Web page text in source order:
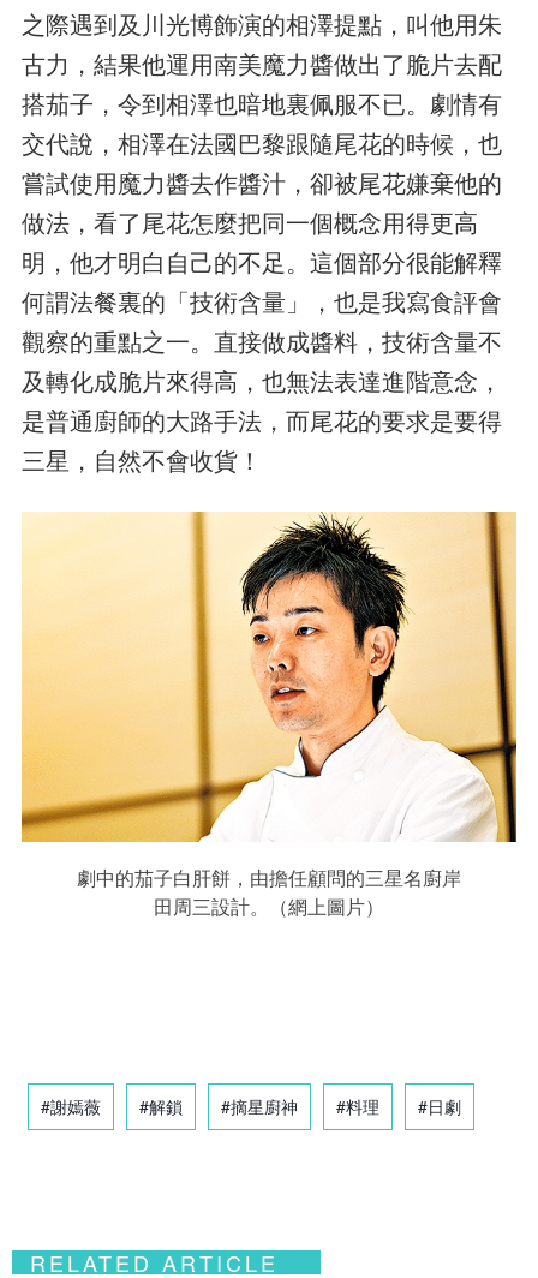
之際遇到及川光博飾演的相澤提點，叫他用朱
古力，結果他運用南美魔力醬做出了脆片去配
搭茄子，令到相澤也暗地裏佩服不已。劇情有
交代說，相澤在法國巴黎跟隨尾花的時候，也
嘗試使用魔力醬去作醬汁，卻被尾花嫌棄他的
做法，看了尾花怎麼把同一個概念用得更高
明，他才明白自己的不足。這個部分很能解釋
何謂法餐裏的「技術含量」，也是我寫食評會
觀察的重點之一。直接做成醬料，技術含量不
及轉化成脆片來得高，也無法表達進階意念，
是普通廚師的大路手法，而尾花的要求是要得
三星，自然不會收貨！
劇中的茄子白肝餅，由擔任顧問的三星名廚岸
田周三設計。（網上圖片）
#謝嫣薇 #解鎖 #摘星廚神 #料理 #日劇
RELATED ARTICLE